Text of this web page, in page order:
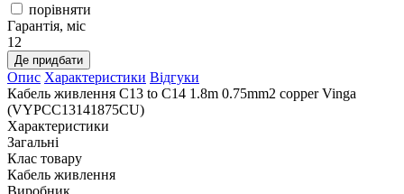
порівняти
Гарантія, міс
12
Де придбати
Опис Характеристики Відгуки
Кабель живлення C13 to C14 1.8m 0.75mm2 copper Vinga
(VYPCC13141875CU)
Характеристики
Загальні
Клас товару
Кабель живлення
Виробник